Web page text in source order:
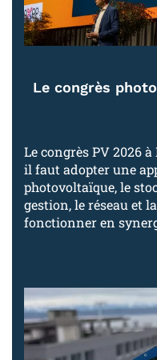
Le congrès
Le congrès PV 2026
il faut adopter une
photovoltaïque, le
gestion, le réseau et
fonctionner en